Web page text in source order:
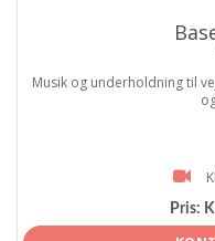
Musik og underholdning til
Pris: